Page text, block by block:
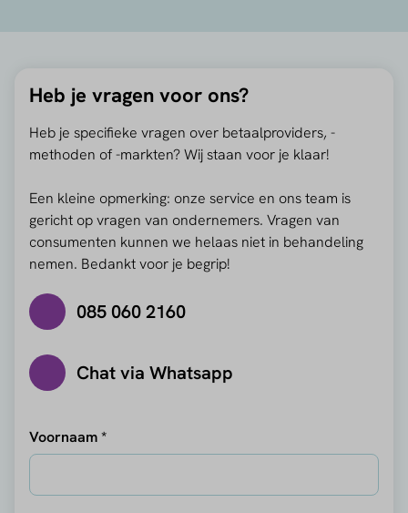
Heb je vragen voor ons?
Heb je specifieke vragen over betaalproviders, -
methoden of -markten? Wij staan voor je klaar!
Een kleine opmerking: onze service en ons team is
gericht op vragen van ondernemers. Vragen van
consumenten kunnen we helaas niet in behandeling
nemen. Bedankt voor je begrip!
085 060 2160
Chat via Whatsapp
Voornaam *